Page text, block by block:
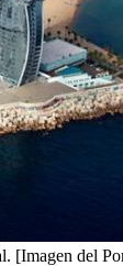
[Imagen del